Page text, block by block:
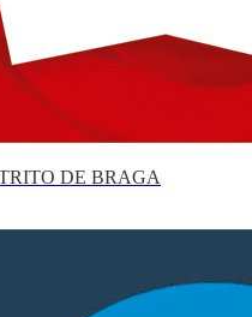
DE BRAGA